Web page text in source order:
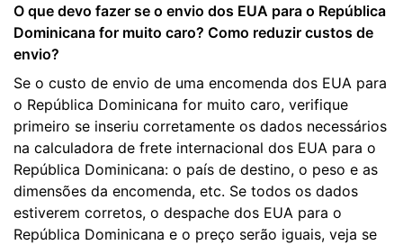
O que devo fazer se o envio dos EUA para o República
Dominicana for muito caro? Como reduzir custos de
envio?
Se o custo de envio de uma encomenda dos EUA para
o República Dominicana for muito caro, verifique
primeiro se inseriu corretamente os dados necessários
na calculadora de frete internacional dos EUA para o
República Dominicana: o país de destino, o peso e as
dimensões da encomenda, etc. Se todos os dados
estiverem corretos, o despache dos EUA para o
República Dominicana e o preço serão iguais, veja se